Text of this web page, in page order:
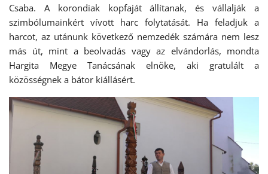
Csaba. A korondiak kopfaját állítanak, és vállalják a
szimbólumainkért vívott harc folytatását. Ha feladjuk a
harcot, az utánunk következő nemzedék számára nem lesz
más út, mint a beolvadás vagy az elvándorlás, mondta
Hargita Megye Tanácsának elnöke, aki gratulált a
közösségnek a bátor kiállásért.